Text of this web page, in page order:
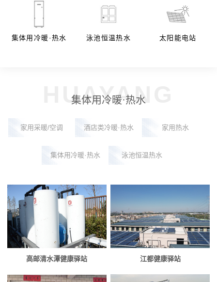
集体用冷暖·热水 泳池恒温热水 太阳能电站
HUAYANG
集体用冷暖·热水
家用采暖/空调 酒店类冷暖·热水 家用热水
集体用冷暖·热水 泳池恒温热水
高邮清水潭健康驿站 江都健康驿站